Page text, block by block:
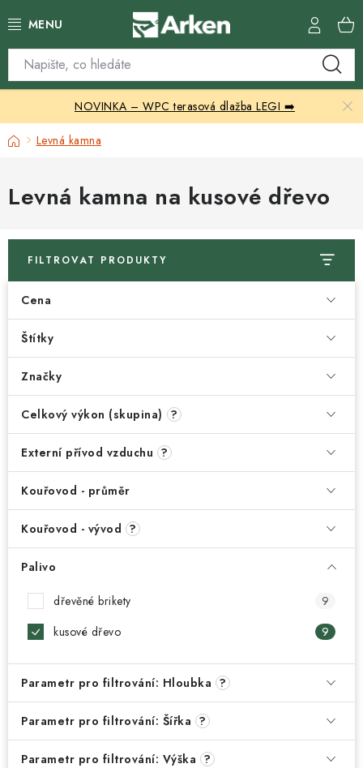
na
Skleníky
Zahradní přístřešky
Grily a ohniště
Vytápění
Kontakty
NOVINKA – WPC terasová dlažba LEGI ➡️
DomůLevná kamna
Levná kamna na kusové dřevo
FILTROVAT PRODUKTY
Cena
Štítky
Značky
Celkový výkon (skupina) ?
Externí přívod vzduchu ?
Kouřovod - průměr
Kouřovod - vývod ?
Palivo
dřevěné brikety
9
kusové dřevo
9
Parametr pro filtrování: Hloubka ?
Parametr pro filtrování: Šířka ?
Parametr pro filtrování: Výška ?